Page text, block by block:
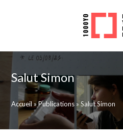
Salut Simon
Accueil»Publications »Salut Simon